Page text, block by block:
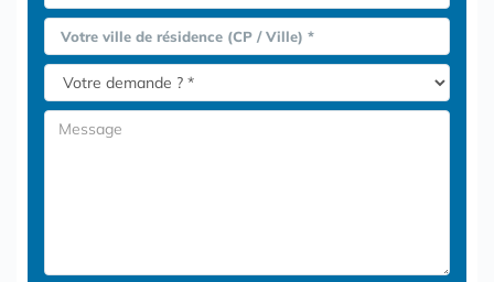
Votre ville de résidence (CP / Ville) *